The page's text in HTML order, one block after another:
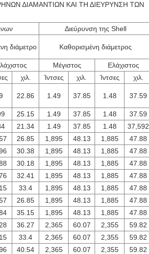
ΔΙΑΜΑΝΤΙΩΝ ΚΑΙ ΤΗ ΔΙΕΥΡΥΝΣΗ ΤΩΝ
Διεύρυνση της Shell
διάμετρο Καθορισμένη διάμετρος
Μέγιστος
Ελάχιστος
χιλ. Ίντσες χιλ. Ίντσες
χιλ.
22.86 1.49 37.85 1.48 37.59
25.15 1.49 37.85 1.48
37.59
21.34 1.49 37.85 1.48
37,592
26.85 1,895 48.13 1,885
47.88
30.38 1,895 48.13 1,885
47.88
30.18 1,895 48.13 1,885
47.88
32.41 1,895 48.13 1,885
47.88
33.4 1,895 48.13 1,885
47.88
26.85 1,895 48.13 1,885
47.88
35.15 1,895 48.13 1,885
47.88
36.27 2,365 60.07 2,355
59.82
33.4 2,365 60.07 2,355
59.82
40.54 2,365 60.07 2,355
59.82